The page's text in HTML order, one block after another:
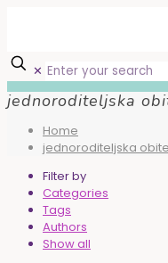
✕
jednoroditeljska
Home
jednoroditeljska
Filter by
Categories
Tags
Authors
Show all